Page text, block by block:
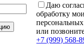
Даю
обработку
или
+7 (999) 568-